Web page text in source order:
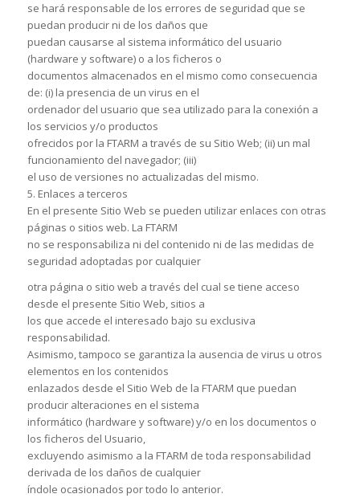
se hará responsable de los errores de seguridad que se
puedan producir ni de los daños que
puedan causarse al sistema informático del usuario
(hardware y software) o a los ficheros o
documentos almacenados en el mismo como consecuencia
de: (i) la presencia de un virus en el
ordenador del usuario que sea utilizado para la conexión a
los servicios y/o productos
ofrecidos por la FTARM a través de su Sitio Web; (ii) un mal
funcionamiento del navegador; (iii)
el uso de versiones no actualizadas del mismo.
5. Enlaces a terceros
En el presente Sitio Web se pueden utilizar enlaces con otras
páginas o sitios web. La FTARM
no se responsabiliza ni del contenido ni de las medidas de
seguridad adoptadas por cualquier
otra página o sitio web a través del cual se tiene acceso
desde el presente Sitio Web, sitios a
los que accede el interesado bajo su exclusiva
responsabilidad.
Asimismo, tampoco se garantiza la ausencia de virus u otros
elementos en los contenidos
enlazados desde el Sitio Web de la FTARM que puedan
producir alteraciones en el sistema
informático (hardware y software) y/o en los documentos o
los ficheros del Usuario,
excluyendo asimismo a la FTARM de toda responsabilidad
derivada de los daños de cualquier
índole ocasionados por todo lo anterior.